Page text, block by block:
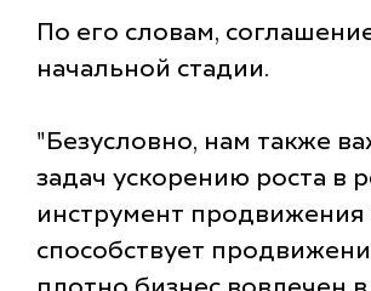
По его словам,
начальной стадии.
"Безусловно, нам также
задач ускорению роста в
инструмент продвижения
способствует